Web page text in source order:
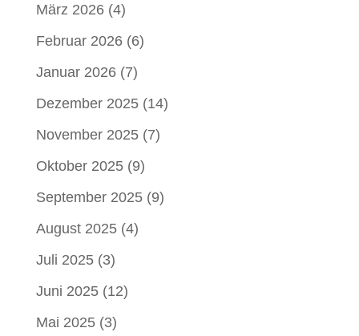
März 2026(4)
Februar 2026(6)
Januar 2026(7)
Dezember 2025(14)
November 2025(7)
Oktober 2025(9)
September 2025(9)
August 2025(4)
Juli 2025(3)
Juni 2025(12)
Mai 2025(3)